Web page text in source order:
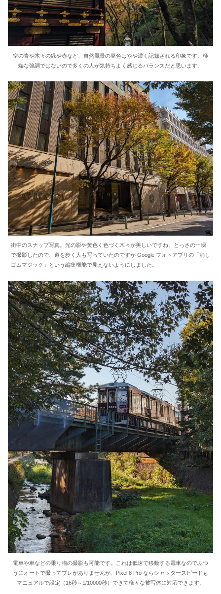
空の青や木々の緑や赤など、自然風景の発色はやや濃く記録される印象です。極
端な強調ではないので多くの人が気持ちよく感じるバランスだと思います。
街中のスナップ写真。光の影や黄色く色づく木々が美しいですね。とっさの一瞬
で撮影したので、道を歩く人も写っていたのですが Google フォトアプリの「消し
ゴムマジック」という編集機能で見えないようにしました。
電車や車などの乗り物の撮影も可能です。これは低速で移動する電車なのでふつ
うにオートで撮ってブレがありませんが、Pixel 8 Pro ならシャッタースピードも
マニュアルで設定（16秒～1/10000秒）できて様々な被写体に対応できます。